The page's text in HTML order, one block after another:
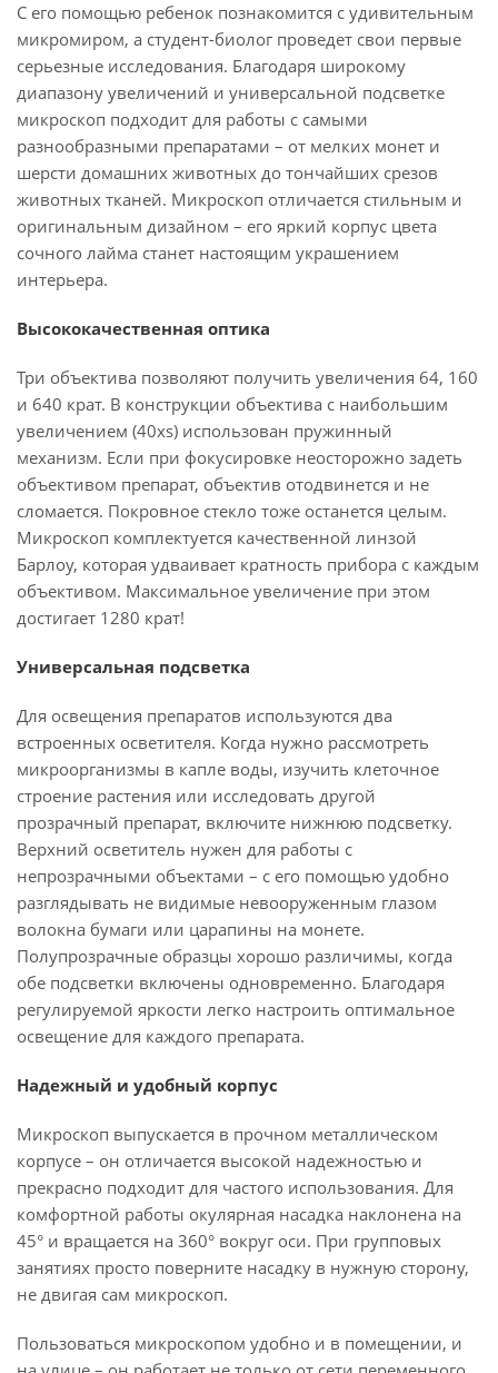
С его помощью ребенок познакомится с удивительным
микромиром, а студент-биолог проведет свои первые
серьезные исследования. Благодаря широкому
диапазону увеличений и универсальной подсветке
микроскоп подходит для работы с самыми
разнообразными препаратами – от мелких монет и
шерсти домашних животных до тончайших срезов
животных тканей. Микроскоп отличается стильным и
оригинальным дизайном – его яркий корпус цвета
сочного лайма станет настоящим украшением
интерьера.
Высококачественная оптика
Три объектива позволяют получить увеличения 64, 160
и 640 крат. В конструкции объектива с наибольшим
увеличением (40xs) использован пружинный
механизм. Если при фокусировке неосторожно задеть
объективом препарат, объектив отодвинется и не
сломается. Покровное стекло тоже останется целым.
Микроскоп комплектуется качественной линзой
Барлоу, которая удваивает кратность прибора с каждым
объективом. Максимальное увеличение при этом
достигает 1280 крат!
Универсальная подсветка
Для освещения препаратов используются два
встроенных осветителя. Когда нужно рассмотреть
микроорганизмы в капле воды, изучить клеточное
строение растения или исследовать другой
прозрачный препарат, включите нижнюю подсветку.
Верхний осветитель нужен для работы с
непрозрачными объектами – с его помощью удобно
разглядывать не видимые невооруженным глазом
волокна бумаги или царапины на монете.
Полупрозрачные образцы хорошо различимы, когда
обе подсветки включены одновременно. Благодаря
регулируемой яркости легко настроить оптимальное
освещение для каждого препарата.
Надежный и удобный корпус
Микроскоп выпускается в прочном металлическом
корпусе – он отличается высокой надежностью и
прекрасно подходит для частого использования. Для
комфортной работы окулярная насадка наклонена на
45° и вращается на 360° вокруг оси. При групповых
занятиях просто поверните насадку в нужную сторону,
не двигая сам микроскоп.
Пользоваться микроскопом удобно и в помещении, и